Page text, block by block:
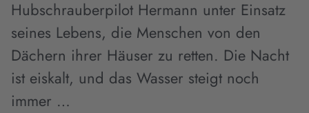
Hubschrauberpilot Hermann unter Einsatz
seines Lebens, die Menschen von den
Dächern ihrer Häuser zu retten. Die Nacht
ist eiskalt, und das Wasser steigt noch
immer …